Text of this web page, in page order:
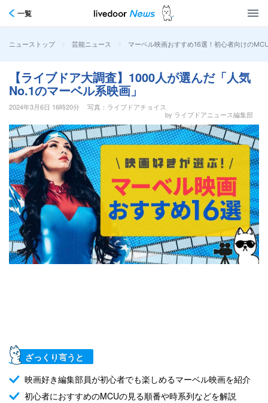
一覧
ニューストップ > 芸能ニュース > マーベル映画おすすめ16選！初心者向けの
【ライブドア大調査】1000人が選んだ「人気
No.1のマーベル系映画」
2024年3月6日 16時20分
写真：ライブドアチョイス
by ライブドアニュース編集部
ざっくり言うと
映画好き編集部員が初心者でも楽しめるマーベル映画を紹介
初心者におすすめのMCUの見る順番や時系列などを解説